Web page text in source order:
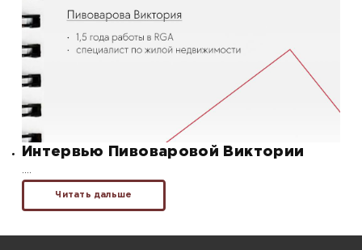
Интервью Пивоваровой Виктории
….
Читать дальше